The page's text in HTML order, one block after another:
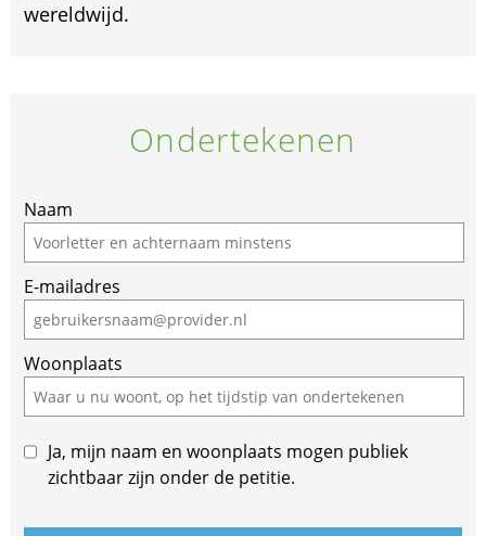
wereldwijd.
Ondertekenen
Naam
E-mailadres
Woonplaats
Ja, mijn naam en woonplaats mogen publiek
zichtbaar zijn onder de petitie.